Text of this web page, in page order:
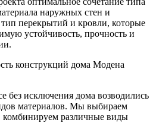
наружных стен и
перекрытий и кровли, которые
устойчивость, прочность и
без исключения дома возводились
материалов. Мы выбираем
различные виды